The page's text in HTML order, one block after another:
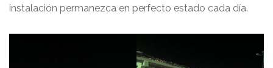
instalación permanezca en perfecto estado cada día.